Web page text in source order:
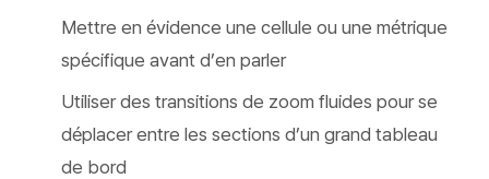
Mettre en évidence une cellule ou une métrique
spécifique avant d’en parler
Utiliser des transitions de zoom fluides pour se
déplacer entre les sections d’un grand tableau
de bord